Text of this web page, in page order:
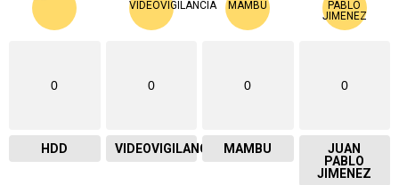
0
HDD
0
VIDEOVIGILANCIA
0
MAMBU
0
JUAN
PABLO
JIMENEZ